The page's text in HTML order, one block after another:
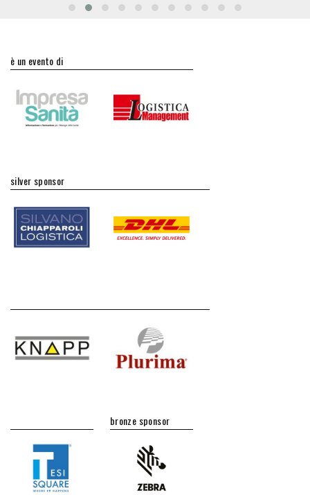
è un evento di
silver sponsor
bronze sponsor